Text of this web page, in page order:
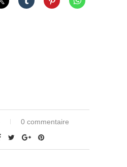
0 commentaire